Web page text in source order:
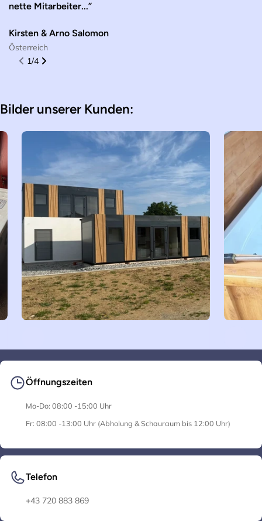
nette Mitarbeiter...”
Kirsten & Arno Salomon
Österreich
1/4
Bilder unserer Kunden:
Öffnungszeiten
Mo-Do: 08:00 -15:00 Uhr
Fr: 08:00 -13:00 Uhr (Abholung & Schauraum bis 12:00 Uhr)
Telefon
+43 720 883 869